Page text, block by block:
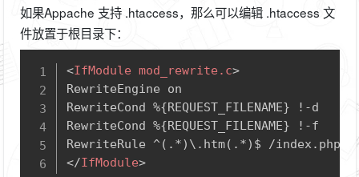
如果Appache 支持 .htaccess，那么可以编辑 .htaccess 文
件放置于根目录下：
<IfModule mod_rewrite.c>
RewriteEngine on
RewriteCond %{REQUEST_FILENAME} !-d
RewriteCond %{REQUEST_FILENAME} !-f
</IfModule>